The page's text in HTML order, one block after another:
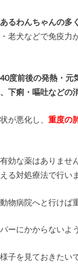
るわんちゃんの多
老犬などで免疫力
度前後の発熱・元
下痢・嘔吐などの
が悪化し、 重度の
効な薬はありません
る対処療法で行いま
物病院へと行けば
ーにかからないよ
子を見ておきたい